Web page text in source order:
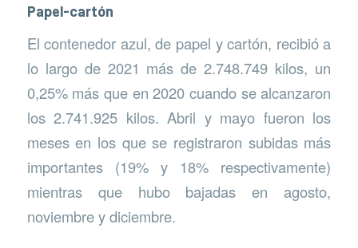
Papel-cartón
El contenedor azul, de papel y cartón, recibió a
lo largo de 2021 más de 2.748.749 kilos, un
0,25% más que en 2020 cuando se alcanzaron
los 2.741.925 kilos. Abril y mayo fueron los
meses en los que se registraron subidas más
importantes (19% y 18% respectivamente)
mientras que hubo bajadas en agosto,
noviembre y diciembre.